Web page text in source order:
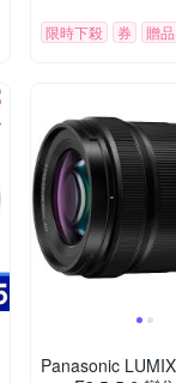
限時下殺 券 贈品
Panasonic